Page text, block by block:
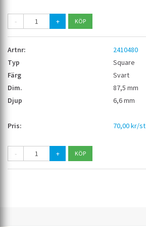
- +
2410480
Square
Svart
87,5 mm
6,6 mm
70,00 kr/st
- +